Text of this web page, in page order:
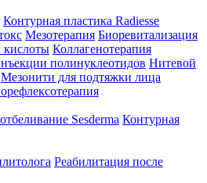
Контурная пластика Radiesse
Мезотерапия Биоревитализация
Коллагенотерапия
полинуклеотидов Нитевой
Мезонити для подтяжки лица
Sesderma Контурная
Реабилитация после